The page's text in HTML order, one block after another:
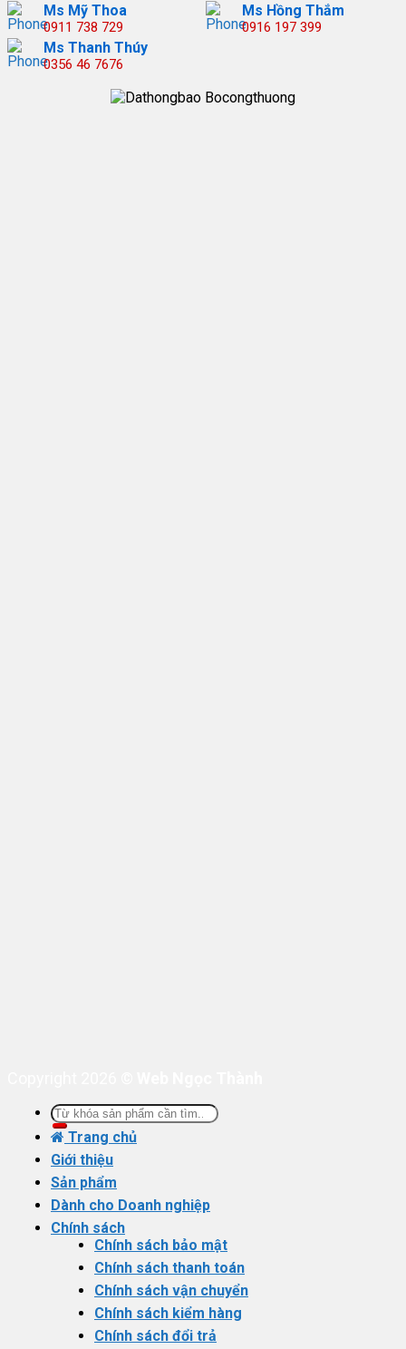
Ms Mỹ Thoa
0911 738 729
Ms Hồng Thắm
0916 197 399
Ms Thanh Thúy
0356 46 7676
Tìm
kiếm:Trang chủ
Giới thiệu
Sản phẩm
Dành cho Doanh nghiệp
Chính sách
Chính sách bảo mật
Chính sách thanh toán
Chính sách vận chuyển
Chính sách kiểm hàng
Chính sách đổi trả